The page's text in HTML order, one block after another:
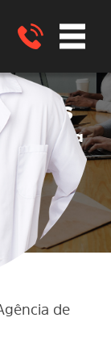
ADS
Bárbara
de